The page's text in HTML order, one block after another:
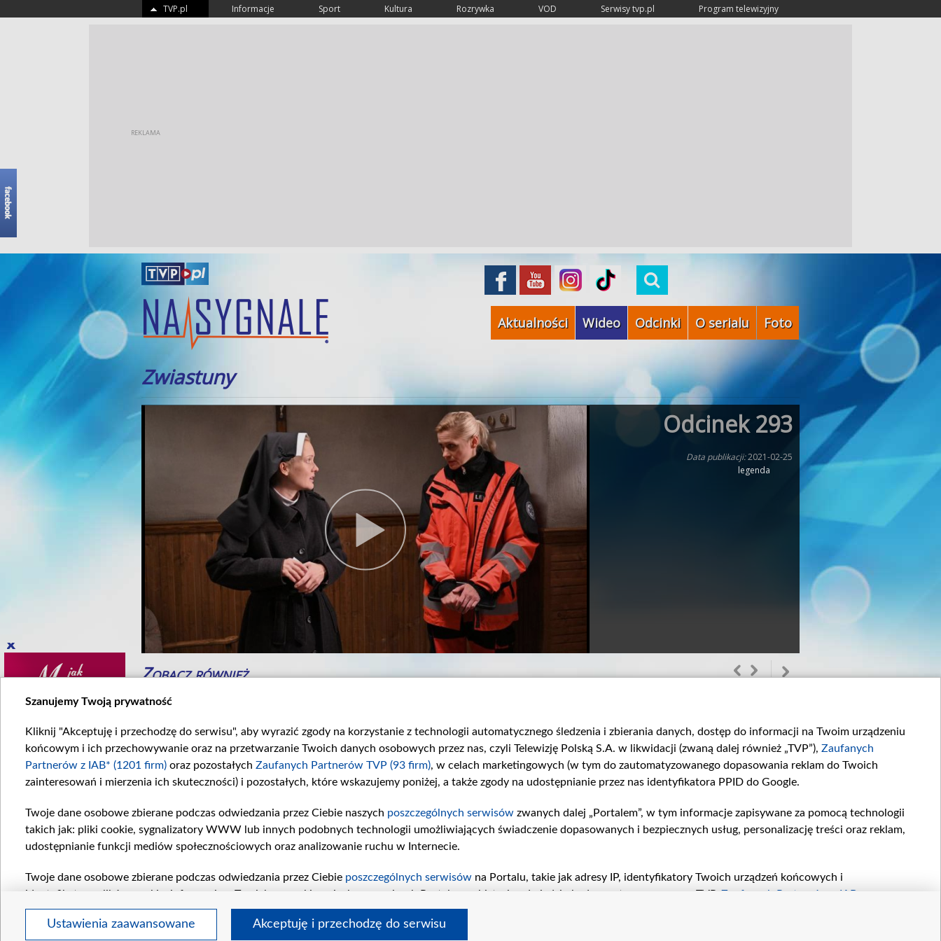
TVP.pl Informacje Sport Kultura Rozrywka VOD Serwisy tvp.pl Program telewizyjny
Aktualności Wideo Odcinki O serialu Foto
Zwiastuny
Odcinek 293
Data publikacji:2021-02-25
legenda
Zobacz również
odcinku...
Odcinek 914
W 914. odcinku...
W 913. odcinku...
W 912. odcinku...
Odcinek 911
W 911. odcinku...
Odcinek 910
W 910. odcinku...
regulamin tvp.pl pomoc polityka prywatności
Szanujemy Twoją prywatność
Kliknij "Akceptuję i przechodzę do serwisu", aby wyrazić zgody na korzystanie z technologii automatycznego śledzenia i zbierania danych, dostęp do informacji na Twoim urządzeniu
końcowym i ich przechowywanie oraz na przetwarzanie Twoich danych osobowych przez nas, czyli Telewizję Polską S.A. w likwidacji (zwaną dalej również „TVP”), Zaufanych
Partnerów z IAB* (1201 firm) oraz pozostałych Zaufanych Partnerów TVP (93 firm), w celach marketingowych (w tym do zautomatyzowanego dopasowania reklam do Twoich
zainteresowań i mierzenia ich skuteczności) i pozostałych, które wskazujemy poniżej, a także zgody na udostępnianie przez nas identyfikatora PPID do Google.
Twoje dane osobowe zbierane podczas odwiedzania przez Ciebie naszych poszczególnych serwisów zwanych dalej „Portalem”, w tym informacje zapisywane za pomocą technologii
takich jak: pliki cookie, sygnalizatory WWW lub innych podobnych technologii umożliwiających świadczenie dopasowanych i bezpiecznych usług, personalizację treści oraz reklam,
udostępnianie funkcji mediów społecznościowych oraz analizowanie ruchu w Internecie.
Twoje dane osobowe zbierane podczas odwiedzania przez Ciebie poszczególnych serwisów na Portalu, takie jak adresy IP, identyfikatory Twoich urządzeń końcowych i
identyfikatory plików cookie, informacje o Twoich wyszukiwaniach w serwisach Portalu czy historia odwiedzin będą przetwarzane przez TVP, Zaufanych Partnerów z IAB
pozostałychZaufanych Partnerów TVP
dla realizacji następujących celów i funkcji: przechowywania informacji na urządzeniu lub dostęp do nich, wyboru podstawowych reklam,
wyboru spersonalizowanych reklam, tworzenia profilu spersonalizowanych reklam, tworzenia profilu spersonalizowanych treści, wyboru spersonalizowanych treści, pomiaru
Ustawienia zaawansowane Akceptuję i przechodzę do serwisu